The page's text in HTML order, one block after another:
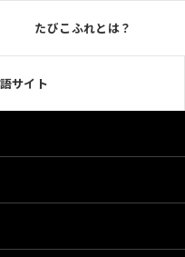
たびこふれとは？
サイト